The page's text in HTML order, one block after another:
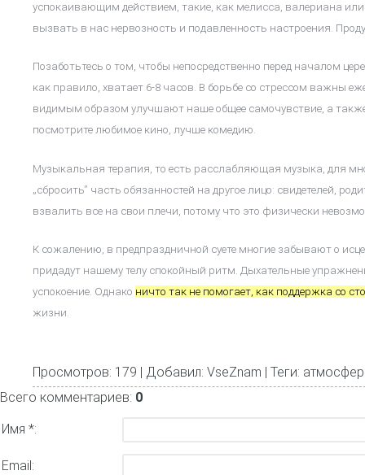
успокаивающим действием, такие, как мелисса, валериана
вызвать в нас нервозность и подавленность настроения.
Позаботьтесь о том, чтобы непосредственно перед началом
как правило, хватает 6-8 часов. В борьбе со стрессом важны
видимым образом улучшают наше общее самочувствие, а
посмотрите любимое кино, лучше комедию.
Музыкальная терапия, то есть расслабляющая музыка, для
„сбросить” часть обязанностей на другое лицо: свидетелей,
взвалить все на свои плечи, потому что это физически
К сожалению, в предпраздничной суете многие забывают о
придадут нашему телу спокойный ритм. Дыхательные
успокоение. Однако ничто так не помогает, как поддержка со
жизни.
Просмотров: 179 | Добавил: VseZnam Теги:
Всего комментариев: 0
Имя *:
Email: